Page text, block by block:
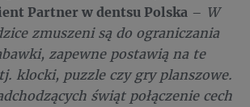
Partner w dentsu Polska – W
zmuszeni są do ograniczania
zapewne postawią na te
klocki, puzzle czy gry planszowe.
świąt połączenie cech